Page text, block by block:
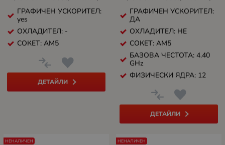
170W, AM5)
ГРАФИЧЕН УСКОРИТЕЛ:
yes
ОХЛАДИТЕЛ: -
СОКЕТ: AM5
ДЕТАЙЛИ
120W, AM5)
ГРАФИЧЕН УСКОРИТЕЛ:
ДА
ОХЛАДИТЕЛ: НЕ
СОКЕТ: AM5
БАЗОВА ЧЕСТОТА: 4.40
GHz
ФИЗИЧЕСКИ ЯДРА: 12
ДЕТАЙЛИ
НЕНАЛИЧЕН НЕНАЛИЧЕН